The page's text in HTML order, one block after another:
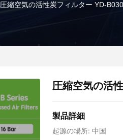
圧縮空気の活性炭フィルター YD-B030
圧縮空気の活
製品詳細
起源の場所: 中国